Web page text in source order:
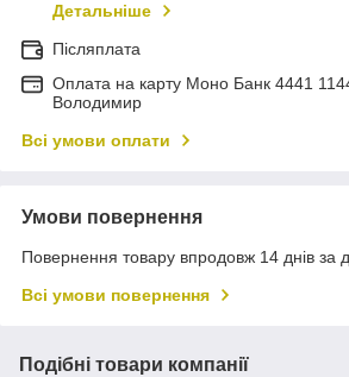
Детальніше
Післяплата
Оплата на карту Моно Банк 4441
Володимир
Всі умови оплати
Умови повернення
Повернення товару впродовж 14 днів за
Всі умови повернення
Подібні товари компанії